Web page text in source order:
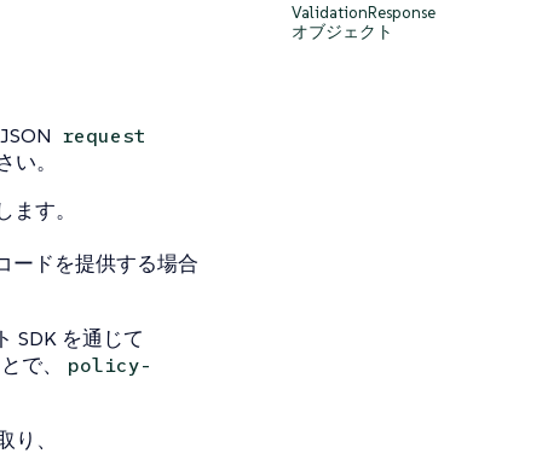
ValidationResponse
オブジェクト
request
。
す。
ードを提供する場合
SDK を通じて
で、
policy-
、